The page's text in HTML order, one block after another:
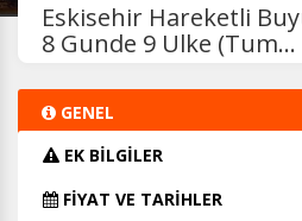
Eskisehir Hareketli
8 Gunde 9 Ulke (Tum...
GENEL
EK BİLGİLER
FİYAT VE TARİHLER